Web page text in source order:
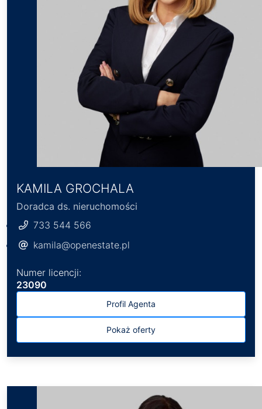
KAMILA GROCHALA
Doradca ds. nieruchomości
733 544 566
kamila@openestate.pl
Numer licencji:
23090
Profil Agenta
Pokaż oferty